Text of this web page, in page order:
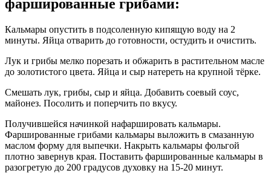
фаршированные грибами:
Кальмары опустить в подсоленную кипящую воду на 2
минуты. Яйца отварить до готовности, остудить и очистить.
Лук и грибы мелко порезать и обжарить в растительном масле
до золотистого цвета. Яйца и сыр натереть на крупной тёрке.
Смешать лук, грибы, сыр и яйца. Добавить соевый соус,
майонез. Посолить и поперчить по вкусу.
Получившейся начинкой нафаршировать кальмары.
Фаршированные грибами кальмары выложить в смазанную
маслом форму для выпечки. Накрыть кальмары фольгой
плотно завернув края. Поставить фаршированные кальмары в
разогретую до 200 градусов духовку на 15-20 минут.